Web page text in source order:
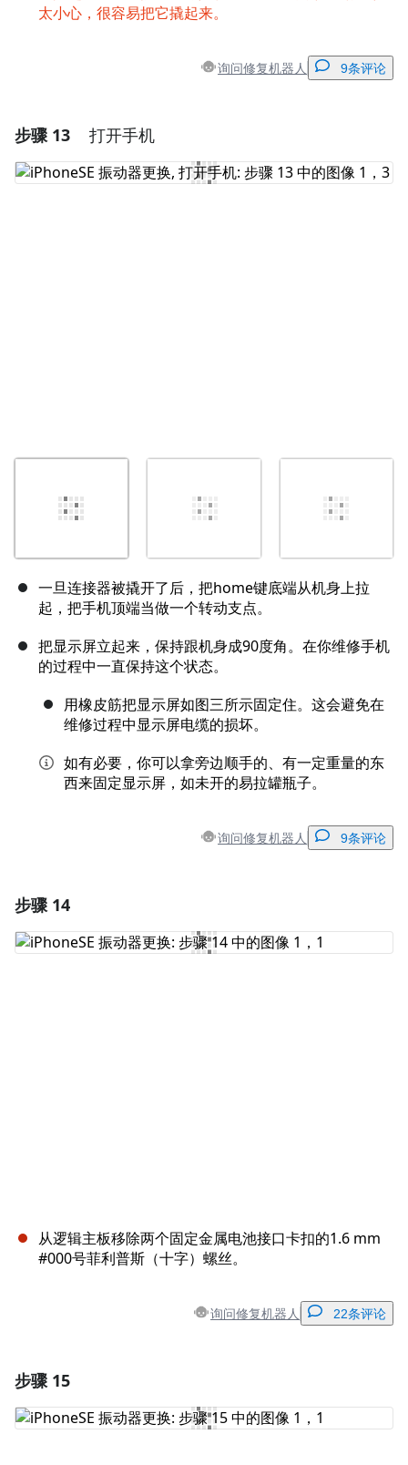
太小心，很容易把它撬起来。
询问修复机器人 9条评论
添加评论
步骤 13 打开手机
一旦连接器被撬开了后，把home键底端从机身上拉
起，把手机顶端当做一个转动支点。
把显示屏立起来，保持跟机身成90度角。在你维修手机
的过程中一直保持这个状态。
用橡皮筋把显示屏如图三所示固定住。这会避免在
维修过程中显示屏电缆的损坏。
如有必要，你可以拿旁边顺手的、有一定重量的东
西来固定显示屏，如未开的易拉罐瓶子。
询问修复机器人 9条评论
添加评论
步骤 14
从逻辑主板移除两个固定金属电池接口卡扣的1.6 mm
#000号菲利普斯（十字）螺丝。
询问修复机器人 22条评论
添加评论
步骤 15